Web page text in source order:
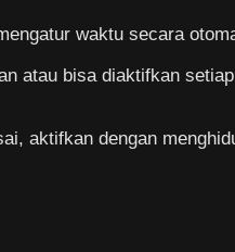
waktu secara
atau bisa diaktifkan
aktifkan dengan